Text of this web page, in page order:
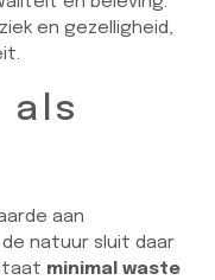
en gezelligheid,
als
aan
natuur sluit daar
minimal waste